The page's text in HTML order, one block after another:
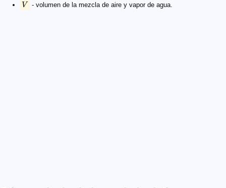
V - volumen de la mezcla de aire y vapor de agua.